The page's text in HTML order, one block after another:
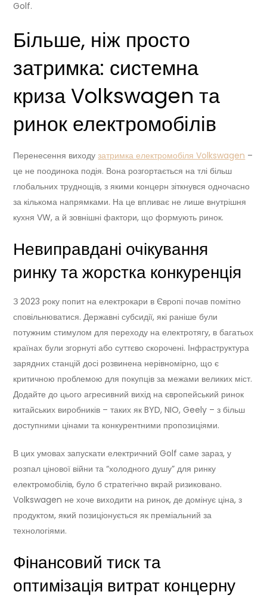
Golf.
Більше, ніж просто
затримка: системна
криза Volkswagen та
ринок електромобілів
Перенесення виходузатримка електромобіля Volkswagen –
це не поодинока подія. Вона розгортається на тлі більш
глобальних труднощів, з якими концерн зіткнувся одночасно
за кількома напрямками. На це впливає не лише внутрішня
кухня VW, а й зовнішні фактори, що формують ринок.
Невиправдані очікування
ринку та жорстка конкуренція
З 2023 року попит на електрокари в Європі почав помітно
сповільнюватися. Державні субсидії, які раніше були
потужним стимулом для переходу на електротягу, в багатьох
країнах були згорнуті або суттєво скорочені. Інфраструктура
зарядних станцій досі розвинена нерівномірно, що є
критичною проблемою для покупців за межами великих міст.
Додайте до цього агресивний вихід на європейський ринок
китайських виробників – таких як BYD, NIO, Geely – з більш
доступними цінами та конкурентними пропозиціями.
В цих умовах запускати електричний Golf саме зараз, у
розпал цінової війни та “холодного душу” для ринку
електромобілів, було б стратегічно вкрай ризиковано.
Volkswagen не хоче виходити на ринок, де домінує ціна, з
продуктом, який позиціонується як преміальний за
технологіями.
Фінансовий тиск та
оптимізація витрат концерну